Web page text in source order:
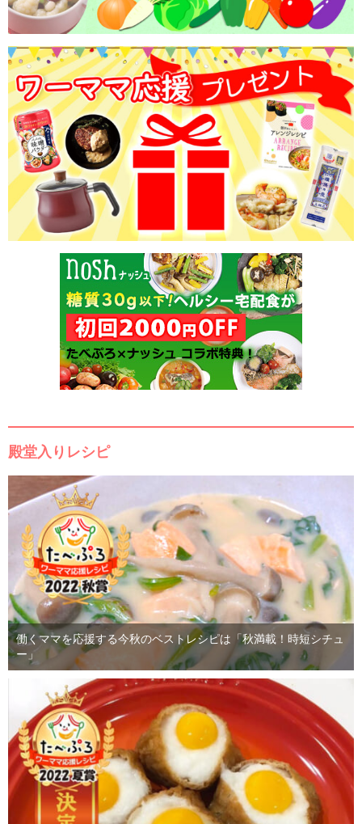
殿堂入りレシピ
働くママを応援する今秋のベストレシピは「秋満載！時短シチュ
ー」